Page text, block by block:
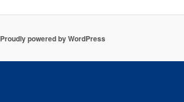
Proudly powered by WordPress